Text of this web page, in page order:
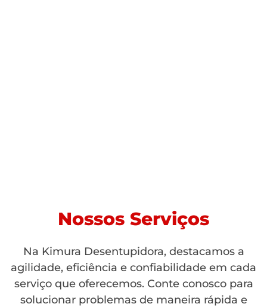
Nossos Serviços
Na Kimura Desentupidora, destacamos a
agilidade, eficiência e confiabilidade em cada
serviço que oferecemos. Conte conosco para
solucionar problemas de maneira rápida e